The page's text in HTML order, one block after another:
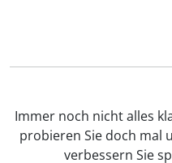
Immer noch nicht alles
probieren Sie doch mal
verbessern Sie